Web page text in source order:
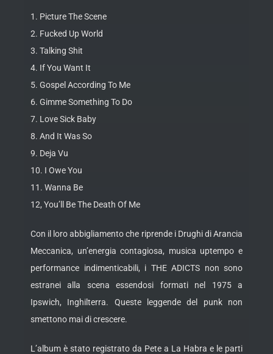
1. Picture The Scene
2. Fucked Up World
3. Talking Shit
4. If You Want It
5. Gospel According To Me
6. Gimme Something To Do
7. Love Sick Baby
8. And It Was So
9. Deja Vu
10. I Owe You
11. Wanna Be
12, You’ll Be The Death Of Me
Con il loro abbigliamento che riprende i Drughi di Arancia
Meccanica, un’energia contagiosa, musica uptempo e
performance indimenticabili, i THE ADICTS non sono
estranei alla scena essendosi formati nel 1975 a
Ipswich, Inghilterra. Queste leggende del punk non
smettono mai di crescere.
L’album è stato registrato da Pete a La Habra e le parti